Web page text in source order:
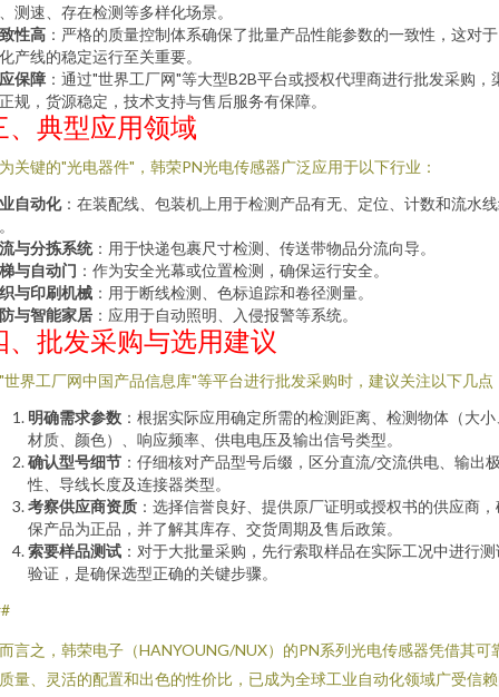
测速、存在检测等多样化场景。
性高 ：严格的质量控制体系确保了批量产品性能参数的一致性，这对
产线的稳定运行至关重要。
保障 ：通过"世界工厂网"等大型B2B平台或授权代理商进行批发采购，
规，货源稳定，技术支持与售后服务有保障。
、典型应用领域
关键的"光电器件"，韩荣PN光电传感器广泛应用于以下行业：
自动化：在装配线、包装机上用于检测产品有无、定位、计数和流水
与分拣系统：用于快递包裹尺寸检测、传送带物品分流向导。
与自动门 ：作为安全光幕或位置检测，确保运行安全。
与印刷机械 ：用于断线检测、色标追踪和卷径测量。
与智能家居 ：应用于自动照明、入侵报警等系统。
、批发采购与选用建议
世界工厂网中国产品信息库"等平台进行批发采购时，建议关注以下几点
明确需求参数 ：根据实际应用确定所需的检测距离、检测物体（大小
材质、颜色）、响应频率、供电电压及输出信号类型。
确认型号细节 ：仔细核对产品型号后缀，区分直流/交流供电、输出
性、导线长度及连接器类型。
考察供应商资质 ：选择信誉良好、提供原厂证明或授权书的供应商，
保产品为正品，并了解其库存、交货周期及售后政策。
索要样品测试 ：对于大批量采购，先行索取样品在实际工况中进行测
验证，是确保选型正确的关键步骤。
言之，韩荣电子（HANYOUNG/NUX）的PN系列光电传感器凭借其可
量、灵活的配置和出色的性价比，已成为全球工业自动化领域广受信